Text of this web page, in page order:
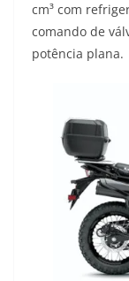
cm³ com
comando de
potência plana.